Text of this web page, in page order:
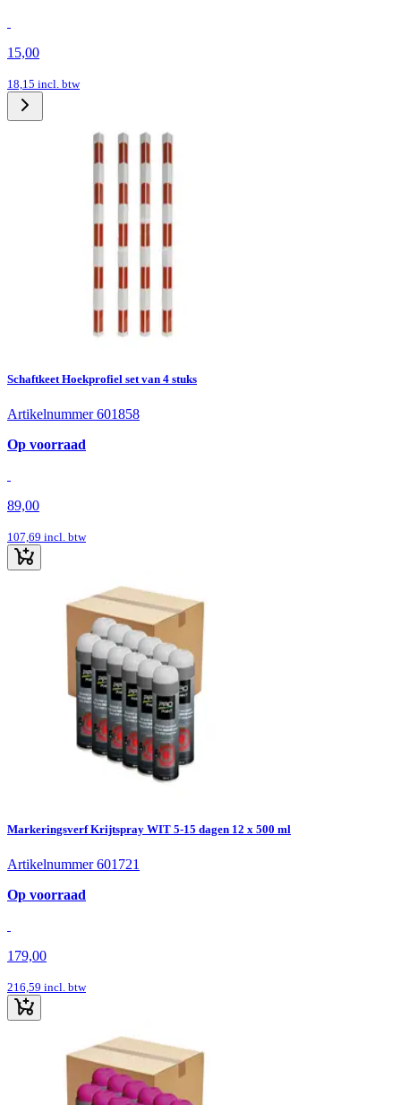
15,00
18,15 incl. btw
Schaftkeet Hoekprofiel set van 4 stuks
Artikelnummer 601858
Op voorraad
89,00
107,69 incl. btw
Markeringsverf Krijtspray WIT 5-15 dagen 12 x 500 ml
Artikelnummer 601721
Op voorraad
179,00
216,59 incl. btw